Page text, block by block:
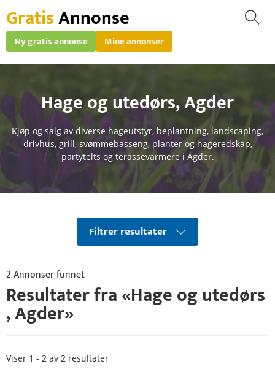
GratisAnnonse
Ny gratis annonse Mine annonser
Hage og utedørs,Agder
Kjøp og salg av diverse hageutstyr, beplantning, landscaping,
drivhus, grill, svømmebasseng, planter og hageredskap,
partytelts og terassevarmere i Agder.
Filtrer resultater
2 Annonser funnet
Resultater fra «Hage og utedørs
,Agder»
Viser 1 - 2 av 2 resultater